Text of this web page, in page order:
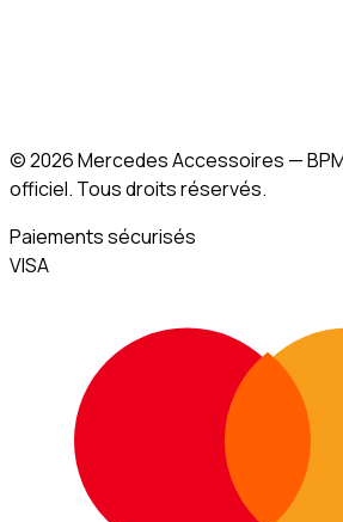
©2026Mercedes Accessoires —
officiel. Tous droits réservés.
Paiements sécurisés
VISA